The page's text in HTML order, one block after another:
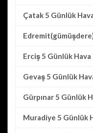
Çatak 5 Günlük
Erciş 5 Günlük Hava
Gevaş 5 Günlük
Gürpınar 5 Günlük
Muradiye 5 Günlük